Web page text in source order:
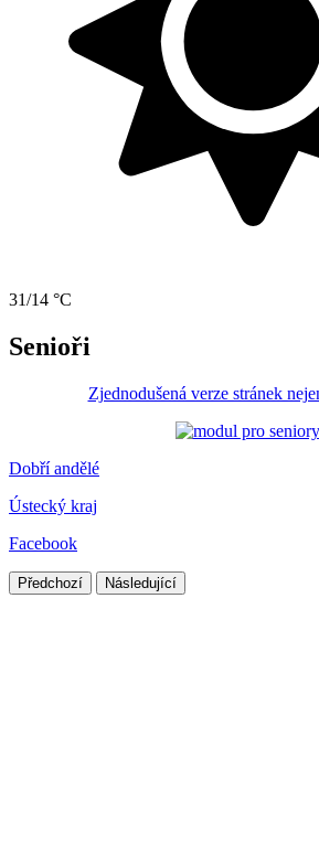
31/14 °C
Senioři
Zjednodušená verze stránek
Dobří andělé
Ústecký kraj
Facebook
Předchozí Následující